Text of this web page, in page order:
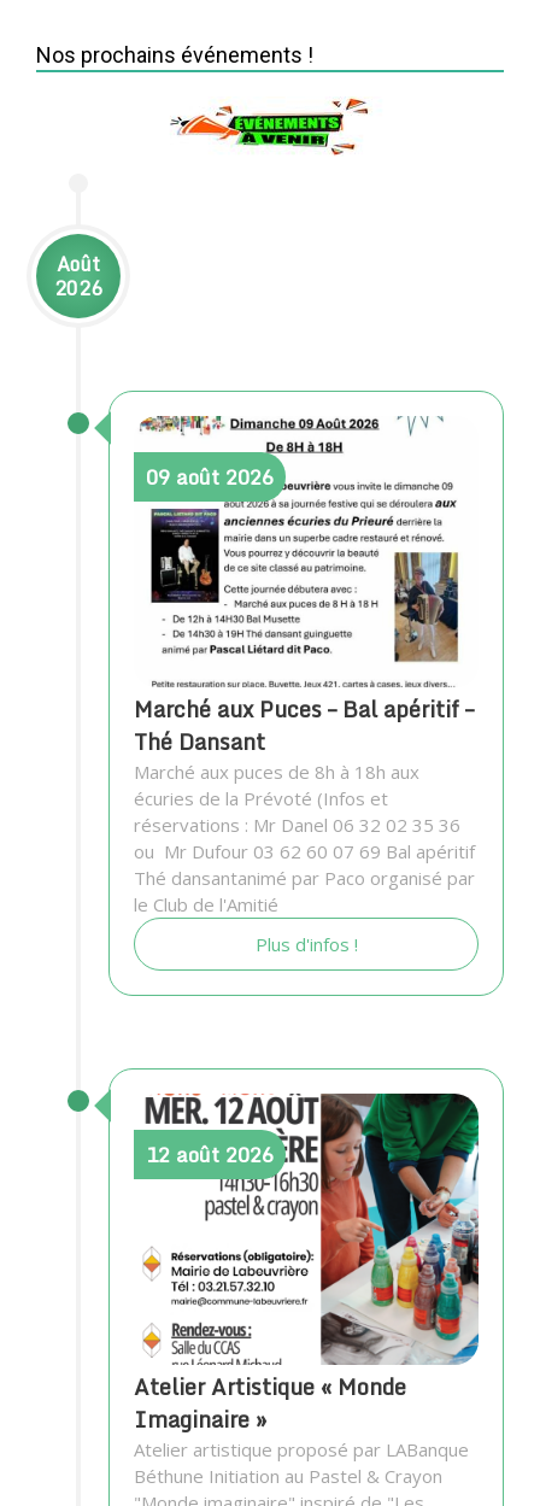
Nos prochains événements !
Août
2026
09 août 2026
Marché aux Puces – Bal apéritif –
Thé Dansant
Marché aux puces de 8h à 18h aux
écuries de la Prévoté (Infos et
réservations : Mr Danel 06 32 02 35 36
ou Mr Dufour 03 62 60 07 69 Bal apéritif
Thé dansantanimé par Paco organisé par
le Club de l'Amitié
Plus d'infos !
12 août 2026
Atelier Artistique « Monde
Imaginaire »
Atelier artistique proposé par LABanque
Béthune Initiation au Pastel & Crayon